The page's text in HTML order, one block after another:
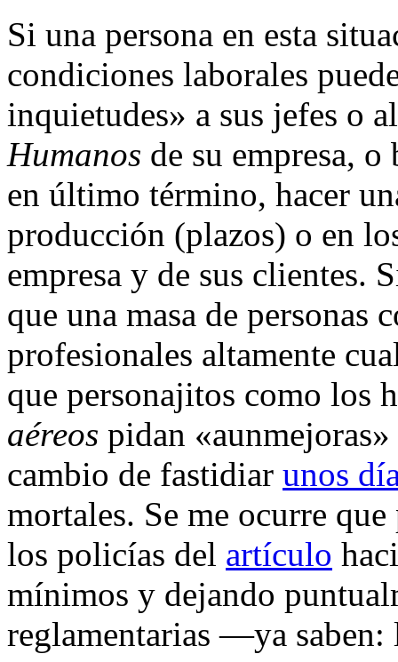
Si una persona en esta
condiciones laborales
inquietudes» a sus jefes o
Humanos de su empresa,
en último término, hacer
producción (plazos) o en
empresa y de sus clientes.
que una masa de personas
profesionales altamente
que personajitos como los
aéreos pidan
cambio de fastidiar unos
mortales. Se me ocurre
los policías del artículo
mínimos y dejando
reglamentarias —ya saben: